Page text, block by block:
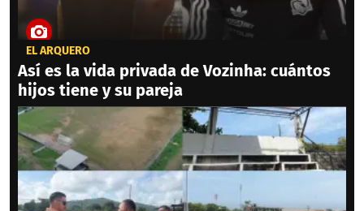
EL ARQUERO
Así es la vida privada de Vozinha: cuántos
hijos tiene y su pareja